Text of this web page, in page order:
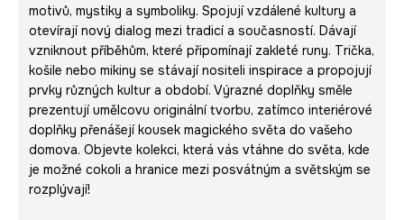
motivů, mystiky a symboliky. Spojují vzdálené kultury a
otevírají nový dialog mezi tradicí a současností. Dávají
vzniknout příběhům, které připomínají zakleté runy. Trička,
košile nebo mikiny se stávají nositeli inspirace a propojují
prvky různých kultur a období. Výrazné doplňky směle
prezentují umělcovu originální tvorbu, zatímco interiérové
doplňky přenášejí kousek magického světa do vašeho
domova. Objevte kolekci, která vás vtáhne do světa, kde
je možné cokoli a hranice mezi posvátným a světským se
rozplývají!